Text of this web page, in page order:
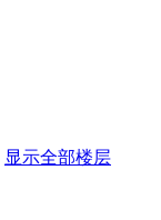
显示全部楼层